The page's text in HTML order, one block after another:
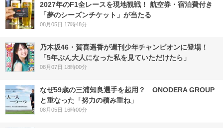
2027年のF1全レースを現地観戦！ 航空券・宿泊費付き
「夢のシーズンチケット」が当たる
08月05日 17時48分
乃木坂46・賀喜遥香が週刊少年チャンピオンに登場！
「5年ぶん大人になった私を見ていただけたら」
08月07日 18時00分
なぜ59歳の三浦知良選手を起用？ ONODERA GROUP
と重なった「努力の積み重ね」
08月05日 16時00分